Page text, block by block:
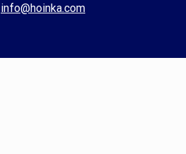
info@hoinka.com